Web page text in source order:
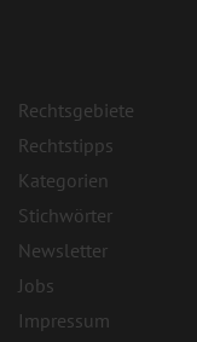
Rechtsgebiete
Rechtstipps
Kategorien
Stichwörter
Newsletter
Jobs
Impressum